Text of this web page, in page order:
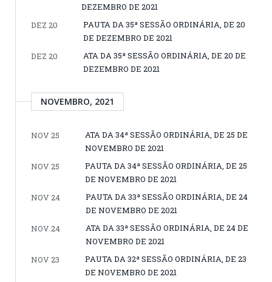
DEZEMBRO DE 2021
DEZ 20
PAUTA DA 35ª SESSÃO ORDINÁRIA, DE 20
DE DEZEMBRO DE 2021
DEZ 20
ATA DA 35ª SESSÃO ORDINÁRIA, DE 20 DE
DEZEMBRO DE 2021
NOVEMBRO, 2021
NOV 25
ATA DA 34ª SESSÃO ORDINÁRIA, DE 25 DE
NOVEMBRO DE 2021
NOV 25
PAUTA DA 34ª SESSÃO ORDINÁRIA, DE 25
DE NOVEMBRO DE 2021
NOV 24
PAUTA DA 33ª SESSÃO ORDINÁRIA, DE 24
DE NOVEMBRO DE 2021
NOV 24
ATA DA 33ª SESSÃO ORDINÁRIA, DE 24 DE
NOVEMBRO DE 2021
NOV 23
PAUTA DA 32ª SESSÃO ORDINÁRIA, DE 23
DE NOVEMBRO DE 2021